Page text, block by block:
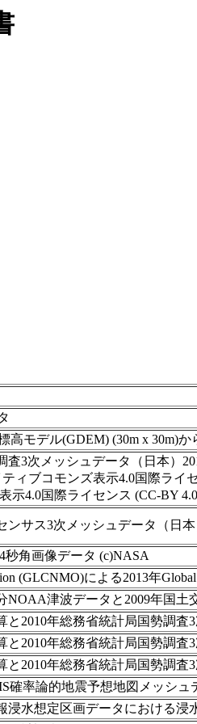
高モデル(GDEM) (30m x 30m)
査3次メッシュデータ（日本）
ィブコモンズ表示4.0国際ライ
示4.0国際ライセンス (CC-BY
ンサス3次メッシュデータ（日
秒角画像データ (c)NASA
(GLCNMO)による2013年
NOAA津波データと2009年国
と2010年総務省統計局国勢調
と2010年総務省統計局国勢調
と2010年総務省統計局国勢調
確率論的地震予想地図メッシュ
浸水想定区画データにおける